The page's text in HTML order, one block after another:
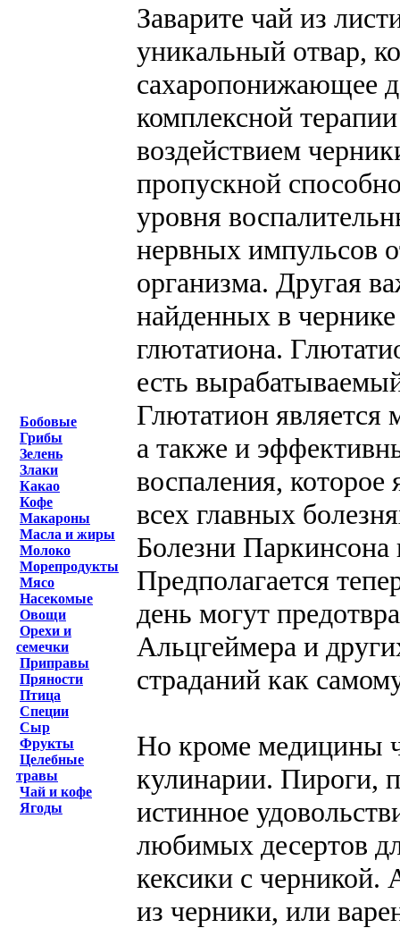
Бобовые
Грибы
Зелень
Злаки
Какао
Кофе
Макароны
Масла и жиры
Молоко
Морепродукты
Мясо
Насекомые
Овощи
Орехи и
семечки
Приправы
Пряности
Птица
Специи
Сыр
Фрукты
Целебные
травы
Чай и кофе
Ягоды
Заварите чай из
уникальный отвар,
сахаропонижающее
комплексной
воздействием
пропускной
уровня
нервных импульсов
организма. Другая
найденных в
глютатиона.
есть
Глютатион
а также и
воспаления,
всех главных
Болезни Паркинсона
Предполагается
день могут
Альцгеймера и
страданий как
Но кроме медицины
кулинарии. Пироги,
истинное
любимых десертов
кексики с черникой.
из черники, или